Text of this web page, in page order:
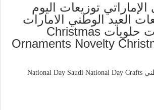
الإماراتي توزيعات اليوم
العيد الوطني الامارات
كوكيز توزيعات حلويات Christmas
Ornaments Novelty